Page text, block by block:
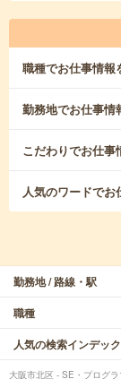
職種でお仕事情報
勤務地でお仕事情
こだわりでお仕事
人気のワードでお
勤務地 / 路線・駅
職種
人気の検索インデッ
大阪市北区 - SE・プログ